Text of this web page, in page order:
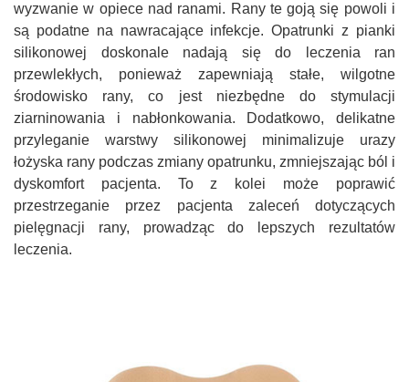
wyzwanie w opiece nad ranami. Rany te goją się powoli i
są podatne na nawracające infekcje. Opatrunki z pianki
silikonowej doskonale nadają się do leczenia ran
przewlekłych, ponieważ zapewniają stałe, wilgotne
środowisko rany, co jest niezbędne do stymulacji
ziarninowania i nabłonkowania. Dodatkowo, delikatne
przyleganie warstwy silikonowej minimalizuje urazy
łożyska rany podczas zmiany opatrunku, zmniejszając ból i
dyskomfort pacjenta. To z kolei może poprawić
przestrzeganie przez pacjenta zaleceń dotyczących
pielęgnacji rany, prowadząc do lepszych rezultatów
leczenia.